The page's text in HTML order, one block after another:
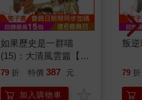
如果歷史是一群喵
(15)：大清風雲篇【萌
貓漫畫學歷史】
79 折 特價 387 元
加入購物車
叛
79 折